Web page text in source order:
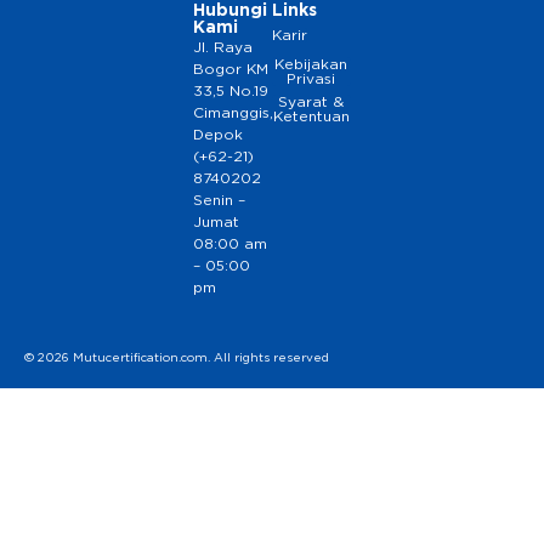
Hubungi
Kami
Jl. Raya
Bogor KM
33,5 No.19
Cimanggis,
Depok
(+62-21)
8740202
Senin –
Jumat
08:00 am
– 05:00
pm
Links
Karir
Kebijakan
Privasi
Syarat &
Ketentuan
© 2026 Mutucertification.com. All rights reserved